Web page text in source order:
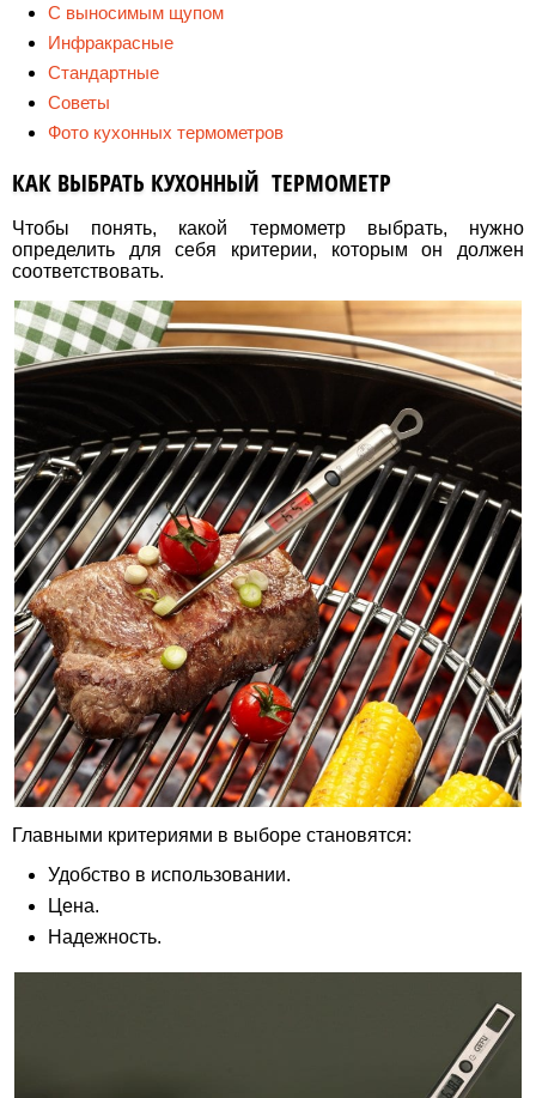
С выносимым щупом
Инфракрасные
Стандартные
Советы
Фото кухонных термометров
КАК ВЫБРАТЬ КУХОННЫЙ ТЕРМОМЕТР
Чтобы понять, какой термометр выбрать, нужно
определить для себя критерии, которым он должен
соответствовать.
Главными критериями в выборе становятся:
Удобство в использовании.
Цена.
Надежность.